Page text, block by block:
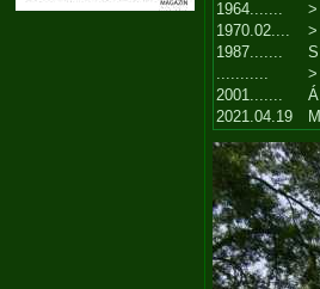
1964....... >
1970.02....
>
1987.......
S
...........
>
2001.......
Á
2021.04.19
M